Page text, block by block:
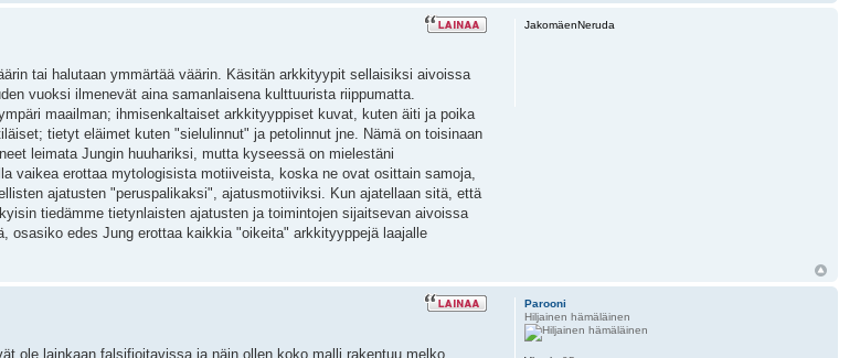
tai halutaan ymmärtää väärin. Käsitän arkkityypit sellaisiksi aivoissa
vuoksi ilmenevät aina samanlaisena kulttuurista riippumatta.
maailman; ihmisenkaltaiset arkkityyppiset kuvat, kuten äiti ja poika
tietyt eläimet kuten "sielulinnut" ja petolinnut jne. Nämä on toisinaan
leimata Jungin huuhariksi, mutta kyseessä on mielestäni
vaikea erottaa mytologisista motiiveista, koska ne ovat osittain samoja,
ajatusten "peruspalikaksi", ajatusmotiiviksi. Kun ajatellaan sitä, että
tiedämme tietynlaisten ajatusten ja toimintojen sijaitsevan aivoissa
osasiko edes Jung erottaa kaikkia "oikeita" arkkityyppejä laajalle
JakomäenNeruda
ole lainkaan falsifioitavissa ja näin ollen koko malli rakentuu melko
Parooni
Hiljainen hämäläinen